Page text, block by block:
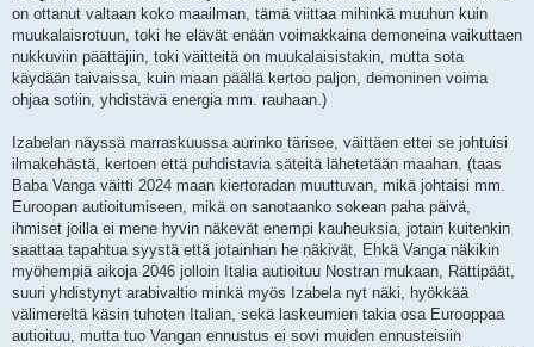
on ottanut valtaan koko maailman, tämä viittaa mihinkä muuhun kuin
muukalaisrotuun, toki he elävät enään voimakkaina demoneina vaikuttaen
nukkuviin päättäjiin, toki väitteitä on muukalaisistakin, mutta sota
käydään taivaissa, kuin maan päällä kertoo paljon, demoninen voima
ohjaa sotiin, yhdistävä energia mm. rauhaan.)
Izabelan näyssä marraskuussa aurinko tärisee, väittäen ettei se johtuisi
ilmakehästä, kertoen että puhdistavia säteitä lähetetään maahan. (taas
Baba Vanga väitti 2024 maan kiertoradan muuttuvan, mikä johtaisi mm.
Euroopan autioitumiseen, mikä on sanotaanko sokean paha päivä,
ihmiset joilla ei mene hyvin näkevät enempi kauheuksia, jotain kuitenkin
saattaa tapahtua syystä että jotainhan he näkivät, Ehkä Vanga näkikin
myöhempiä aikoja 2046 jolloin Italia autioituu Nostran mukaan, Rättipäät,
suuri yhdistynyt arabivaltio minkä myös Izabela nyt näki, hyökkää
välimereltä käsin tuhoten Italian, sekä laskeumien takia osa Eurooppaa
autioituu, mutta tuo Vangan ennustus ei sovi muiden ennusteisiin